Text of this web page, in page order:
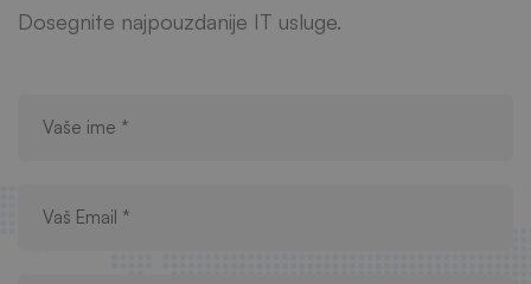
Dosegnite najpouzdanije IT usluge.